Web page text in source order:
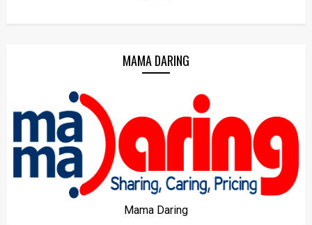
MAMA DARING
Mama Daring